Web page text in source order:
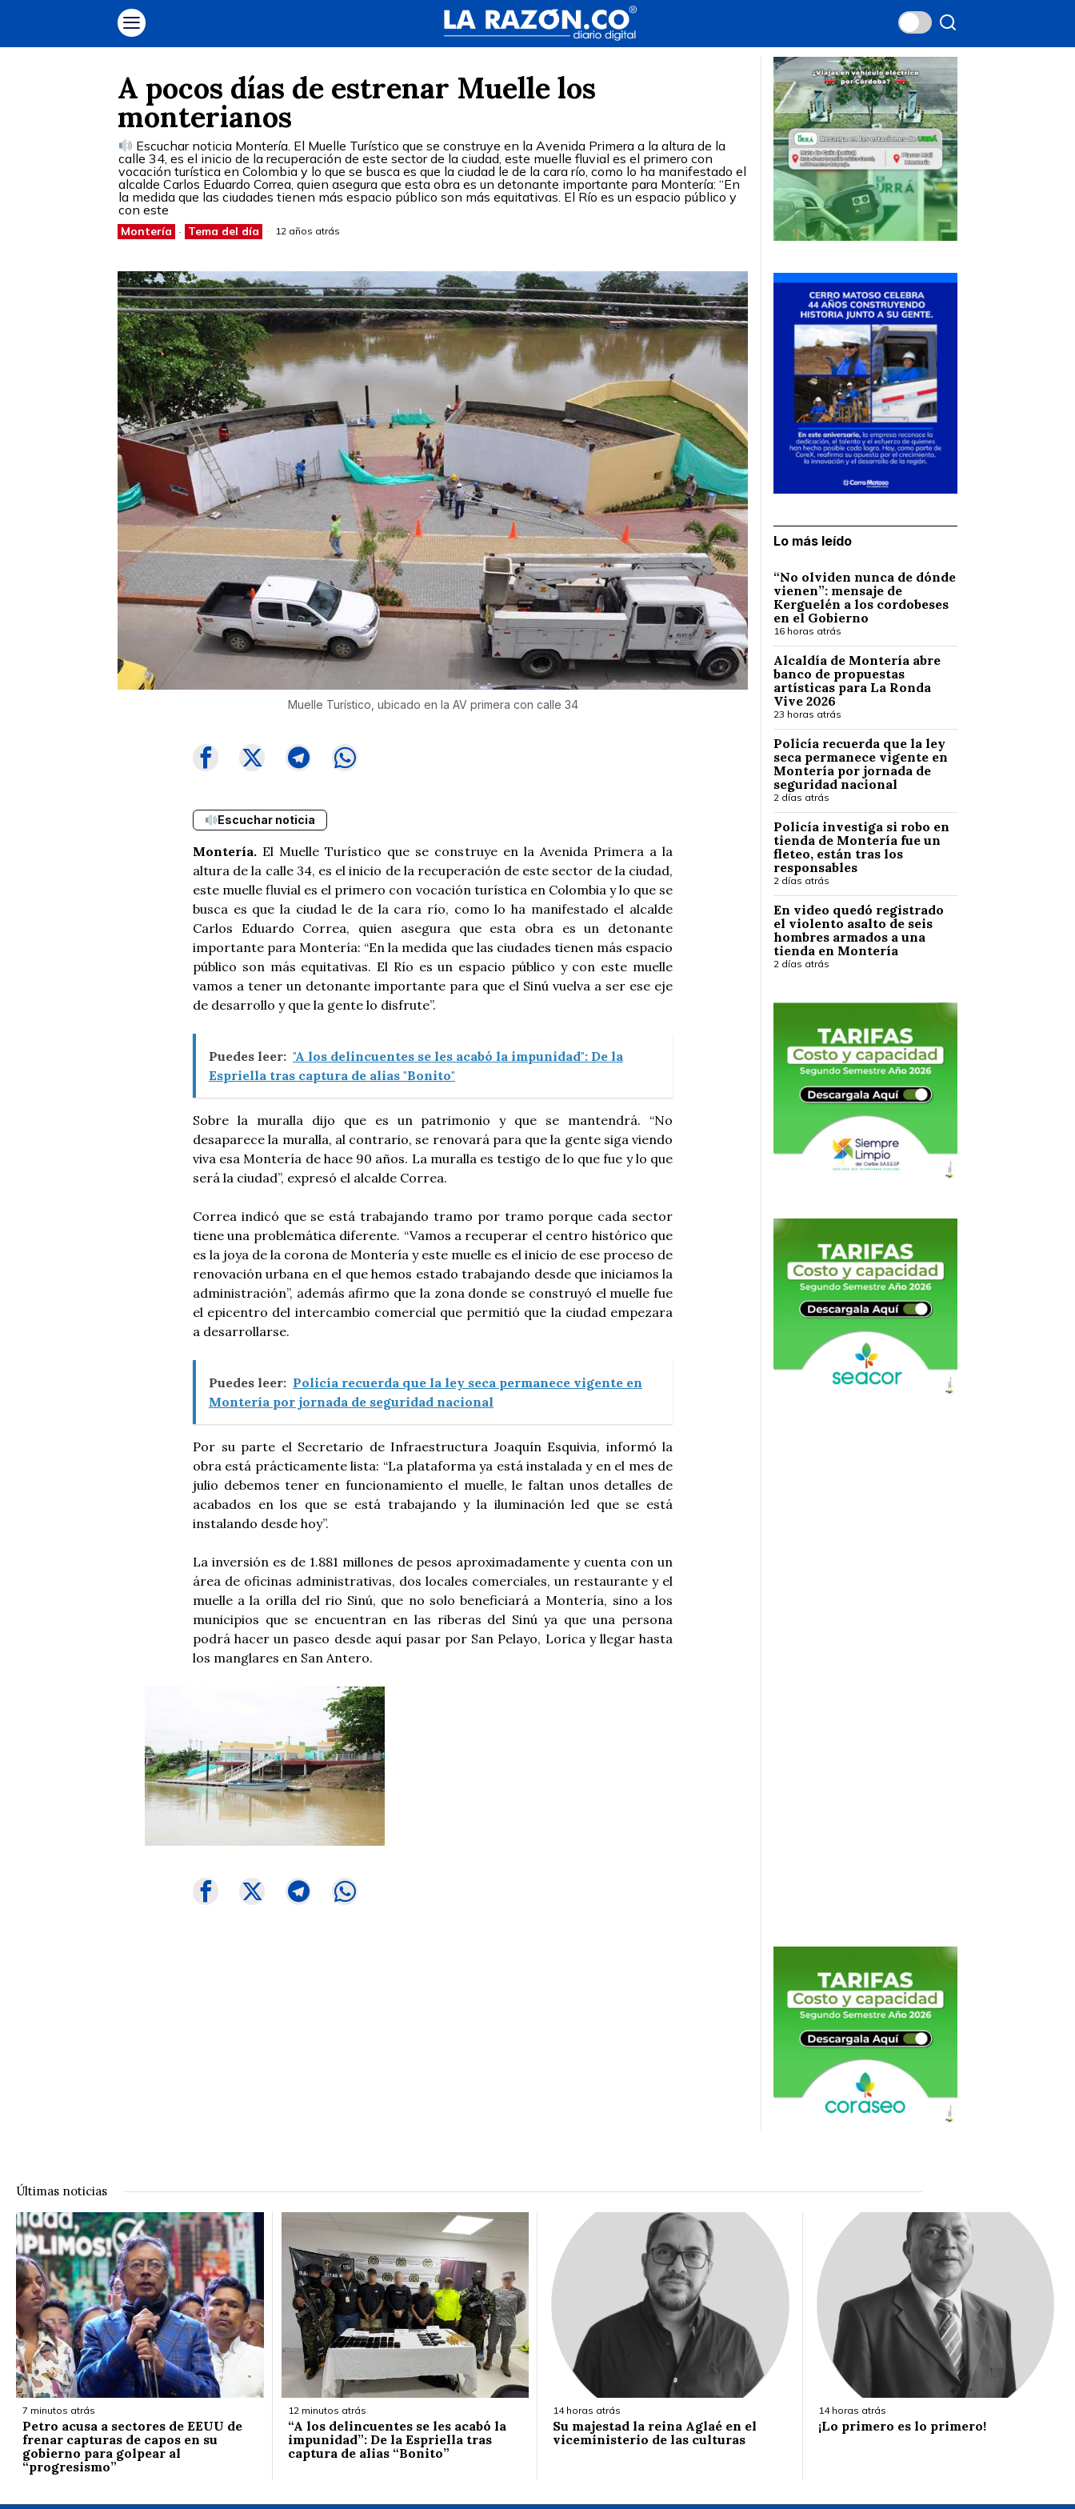
A pocos días de estrenar Muelle los
monterianos
Escuchar noticia Montería. El Muelle Turístico que se construye en la Avenida Primera a la altura de la
calle 34, es el inicio de la recuperación de este sector de la ciudad, este muelle fluvial es el primero con
vocación turística en Colombia y lo que se busca es que la ciudad le de la cara río, como lo ha manifestado el
alcalde Carlos Eduardo Correa, quien asegura que esta obra es un detonante importante para Montería: “En
la medida que las ciudades tienen más espacio público son más equitativas. El Río es un espacio público y
con este
Montería · Tema del día 12 años atrás
Muelle Turístico, ubicado en la AV primera con calle 34
Escuchar noticia
Montería. El Muelle Turístico que se construye en la Avenida Primera a la
altura de la calle 34, es el inicio de la recuperación de este sector de la ciudad,
este muelle fluvial es el primero con vocación turística en Colombia y lo que se
busca es que la ciudad le de la cara río, como lo ha manifestado el alcalde
Carlos Eduardo Correa, quien asegura que esta obra es un detonante
importante para Montería: “En la medida que las ciudades tienen más espacio
público son más equitativas. El Río es un espacio público y con este muelle
vamos a tener un detonante importante para que el Sinú vuelva a ser ese eje
de desarrollo y que la gente lo disfrute”.
Puedes leer: "A los delincuentes se les acabó la impunidad": De la
Espriella tras captura de alias "Bonito"
Sobre la muralla dijo que es un patrimonio y que se mantendrá. “No
desaparece la muralla, al contrario, se renovará para que la gente siga viendo
viva esa Montería de hace 90 años. La muralla es testigo de lo que fue y lo que
será la ciudad”, expresó el alcalde Correa.
Correa indicó que se está trabajando tramo por tramo porque cada sector
tiene una problemática diferente. “Vamos a recuperar el centro histórico que
es la joya de la corona de Montería y este muelle es el inicio de ese proceso de
renovación urbana en el que hemos estado trabajando desde que iniciamos la
administración”, además afirmo que la zona donde se construyó el muelle fue
el epicentro del intercambio comercial que permitió que la ciudad empezara
a desarrollarse.
Puedes leer: Policía recuerda que la ley seca permanece vigente en
Montería por jornada de seguridad nacional
Por su parte el Secretario de Infraestructura Joaquín Esquivia, informó la
obra está prácticamente lista: “La plataforma ya está instalada y en el mes de
julio debemos tener en funcionamiento el muelle, le faltan unos detalles de
acabados en los que se está trabajando y la iluminación led que se está
instalando desde hoy”.
La inversión es de 1.881 millones de pesos aproximadamente y cuenta con un
área de oficinas administrativas, dos locales comerciales, un restaurante y el
muelle a la orilla del rio Sinú, que no solo beneficiará a Montería, sino a los
municipios que se encuentran en las riberas del Sinú ya que una persona
podrá hacer un paseo desde aquí pasar por San Pelayo, Lorica y llegar hasta
los manglares en San Antero.
Lo más leído
“No olviden nunca de dónde
vienen”: mensaje de
Kerguelén a los cordobeses
en el Gobierno
16 horas atrás
Alcaldía de Montería abre
banco de propuestas
artísticas para La Ronda
Vive 2026
23 horas atrás
Policía recuerda que la ley
seca permanece vigente en
Montería por jornada de
seguridad nacional
2 días atrás
Policía investiga si robo en
tienda de Montería fue un
fleteo, están tras los
responsables
2 días atrás
En video quedó registrado
el violento asalto de seis
hombres armados a una
tienda en Montería
2 días atrás
Últimas noticias
7 minutos atrás
Petro acusa a sectores de EEUU de
frenar capturas de capos en su
gobierno para golpear al
“progresismo”
12 minutos atrás
“A los delincuentes se les acabó la
impunidad”: De la Espriella tras
captura de alias “Bonito”
14 horas atrás
Su majestad la reina Aglaé en el
viceministerio de las culturas
14 horas atrás
¡Lo primero es lo primero!